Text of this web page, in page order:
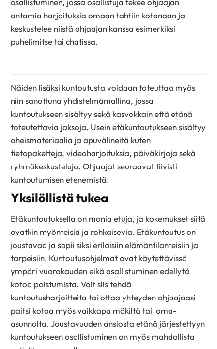
osallistuminen, jossa osallistuja tekee ohjaajan
antamia harjoituksia omaan tahtiin kotonaan ja
keskustelee niistä ohjaajan kanssa esimerkiksi
puhelimitse tai chatissa.
Näiden lisäksi kuntoutusta voidaan toteuttaa myös
niin sanottuna yhdistelmämallina, jossa
kuntoutukseen sisältyy sekä kasvokkain että etänä
toteutettavia jaksoja. Usein etäkuntoutukseen sisältyy
oheismateriaalia ja apuvälineitä kuten
tietopaketteja, videoharjoituksia, päiväkirjoja sekä
ryhmäkeskusteluja. Ohjaajat seuraavat tiivisti
kuntoutumisen etenemistä.
Yksilöllistä tukea
Etäkuntoutuksella on monia etuja, ja kokemukset siitä
ovatkin myönteisiä ja rohkaisevia. Etäkuntoutus on
joustavaa ja sopii siksi erilaisiin elämäntilanteisiin ja
tarpeisiin. Kuntoutusohjelmat ovat käytettävissä
ympäri vuorokauden eikä osallistuminen edellytä
kotoa poistumista. Voit siis tehdä
kuntoutusharjoitteita tai ottaa yhteyden ohjaajaasi
paitsi kotoa myös vaikkapa mökiltä tai loma-
asunnolta. Joustavuuden ansiosta etänä järjestettyyn
kuntoutukseen osallistuminen on myös mahdollista